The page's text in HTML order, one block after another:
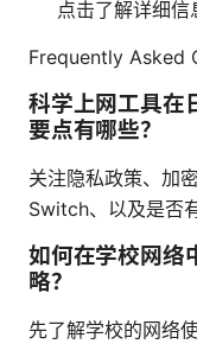
点击了解详细信
Frequently Asked
科学上网工具在
要点有哪些？
关注隐私政策、加
Switch、以及是否
如何在学校网络
略？
先了解学校的网络